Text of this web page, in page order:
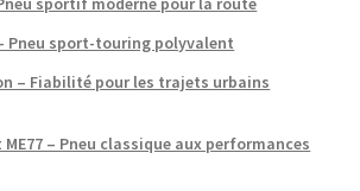
Pneu sport-touring polyvalent
– Fiabilité pour les trajets urbains
– Pneu classique aux performances